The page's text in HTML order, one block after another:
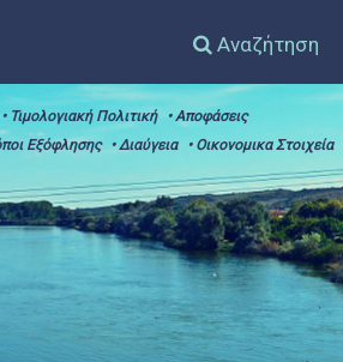
Αναζήτηση
• Τιμολογιακή Πολιτική
• Αποφάσεις
Εξόφλησης • Διαύγεια
• Οικονομικα Στοιχεία